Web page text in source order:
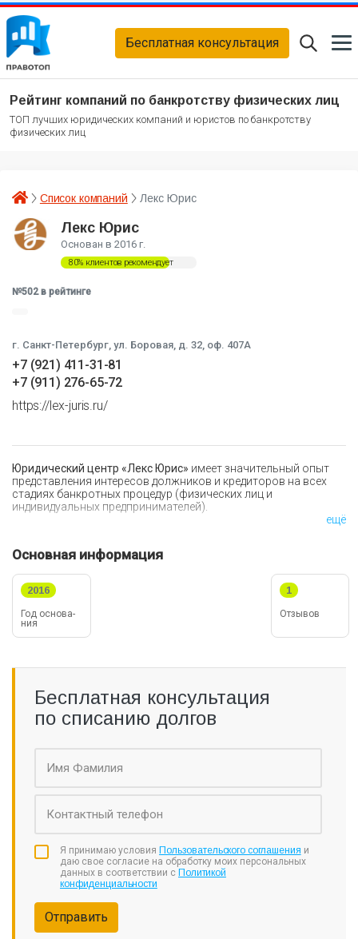
Бесплатная консультация
Рейтинг компаний по банкротству физических лиц
ТОП лучших юридических компаний и юристов по банкротству
физических лиц
Список компаний Лекс Юрис
Лекс Юрис
Основан в 2016 г.
80% клиентов рекомендует
№502 в рейтинге
г. Санкт-Петербург, ул. Боровая, д. 32, оф. 407А
+7 (921) 411-31-81
+7 (911) 276-65-72
https://lex-juris.ru/
Основная информация
Год ос­но­ва­
ния
2016
Отзывов
1
Юридический центр «Лекс Юрис» имеет значительный опыт
представления интересов должников и кредиторов на всех
стадиях банкротных процедур (физических лиц и
индивидуальных предпринимателей).
специалистов на экспертный уровень:
По анализу предбанкротных рисков;
По судебному представительству кредиторов и
По противодействию недобросовестным должникам;
По списанию долгов.
ещё
Бесплатная консультация
по списанию долгов
Я принимаю условия Пользовательского соглашения и
даю свое согласие на обработку моих персональных
данных в соответствии с Политикой
конфиденциальности
Отправить